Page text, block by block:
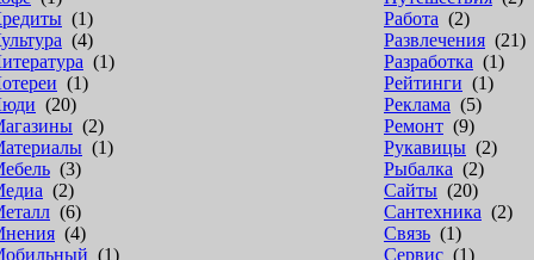
(1)
(4)
(1)
(1)
(20)
(2)
(1)
(3)
(2)
(6)
(4)
(1)
Работа (2)
Развлечения (21)
Разработка (1)
Рейтинги (1)
Реклама (5)
Ремонт (9)
Рукавицы (2)
Рыбалка (2)
Сайты (20)
Сантехника (2)
Связь (1)
Сервис (1)